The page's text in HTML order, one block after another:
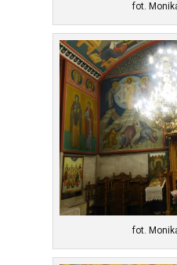
fot.
fot.